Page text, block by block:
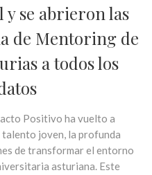
y se abrieron las
de Mentoring de
a todos los
Positivo ha vuelto a
joven, la profunda
de transformar el entorno
asturiana. Este